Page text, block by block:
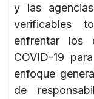
y las
verificables
enfrentar los
COVID-19
enfoque
de